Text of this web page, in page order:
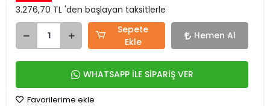
3.276,70 TL 'den başlayan taksitlerle
Sepete
Ekle
Hemen Al
WHATSAPP İLE SİPARİŞ VER
Favorilerime ekle